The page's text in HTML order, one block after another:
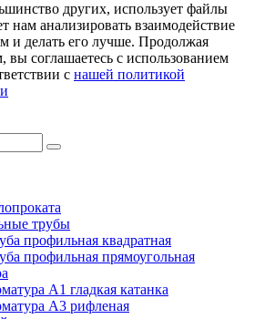
других, использует файлы
нам анализировать взаимодействие
и делать его лучше. Продолжая
вы соглашаетесь с использованием
с нашей политикой
трубы
профильная квадратная
профильная прямоугольная
А1 гладкая катанка
А3 рифленая